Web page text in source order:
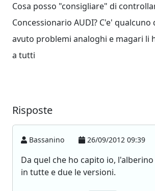
Cosa posso "consigliare" di
Concessionario AUDI? C'e' qualcuno
avuto problemi analoghi e magari li
a tutti
Risposte
Bassanino 26/09/2012 09:39
Da quel che ho capito io,
in tutte e due le versioni.